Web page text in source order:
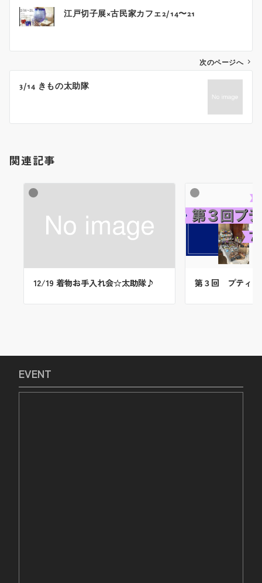
ビ
ン
江戸切子展×古民家カフェ2/14〜21
次のページへ
3/14 きもの太助隊
関連記事
12/19 着物お手入れ会☆太助隊♪ 第３回 プティマ
EVENT